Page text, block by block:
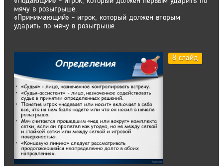
мячу в розыгрыше.
«Принимающий» - игрок, который должен вторым
ударить по мячу в розыгрыше.
8 слайд